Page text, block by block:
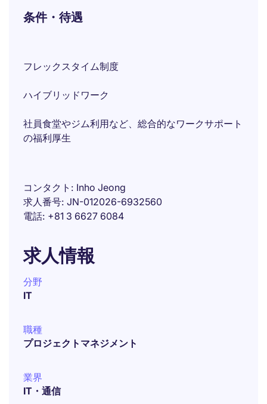
条件・待遇
フレックスタイム制度
ハイブリッドワーク
社員食堂やジム利用など、総合的なワークサポート
の福利厚生
コンタクト
Inho Jeong
求人番号 JN-012026-6932560
電話 +81 3 6627 6084
求人情報
分野
IT
職種
プロジェクトマネジメント
業界
IT・通信